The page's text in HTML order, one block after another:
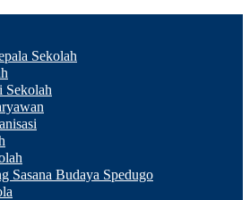
Sekolah
Sekolah
Sasana Budaya Spedugo